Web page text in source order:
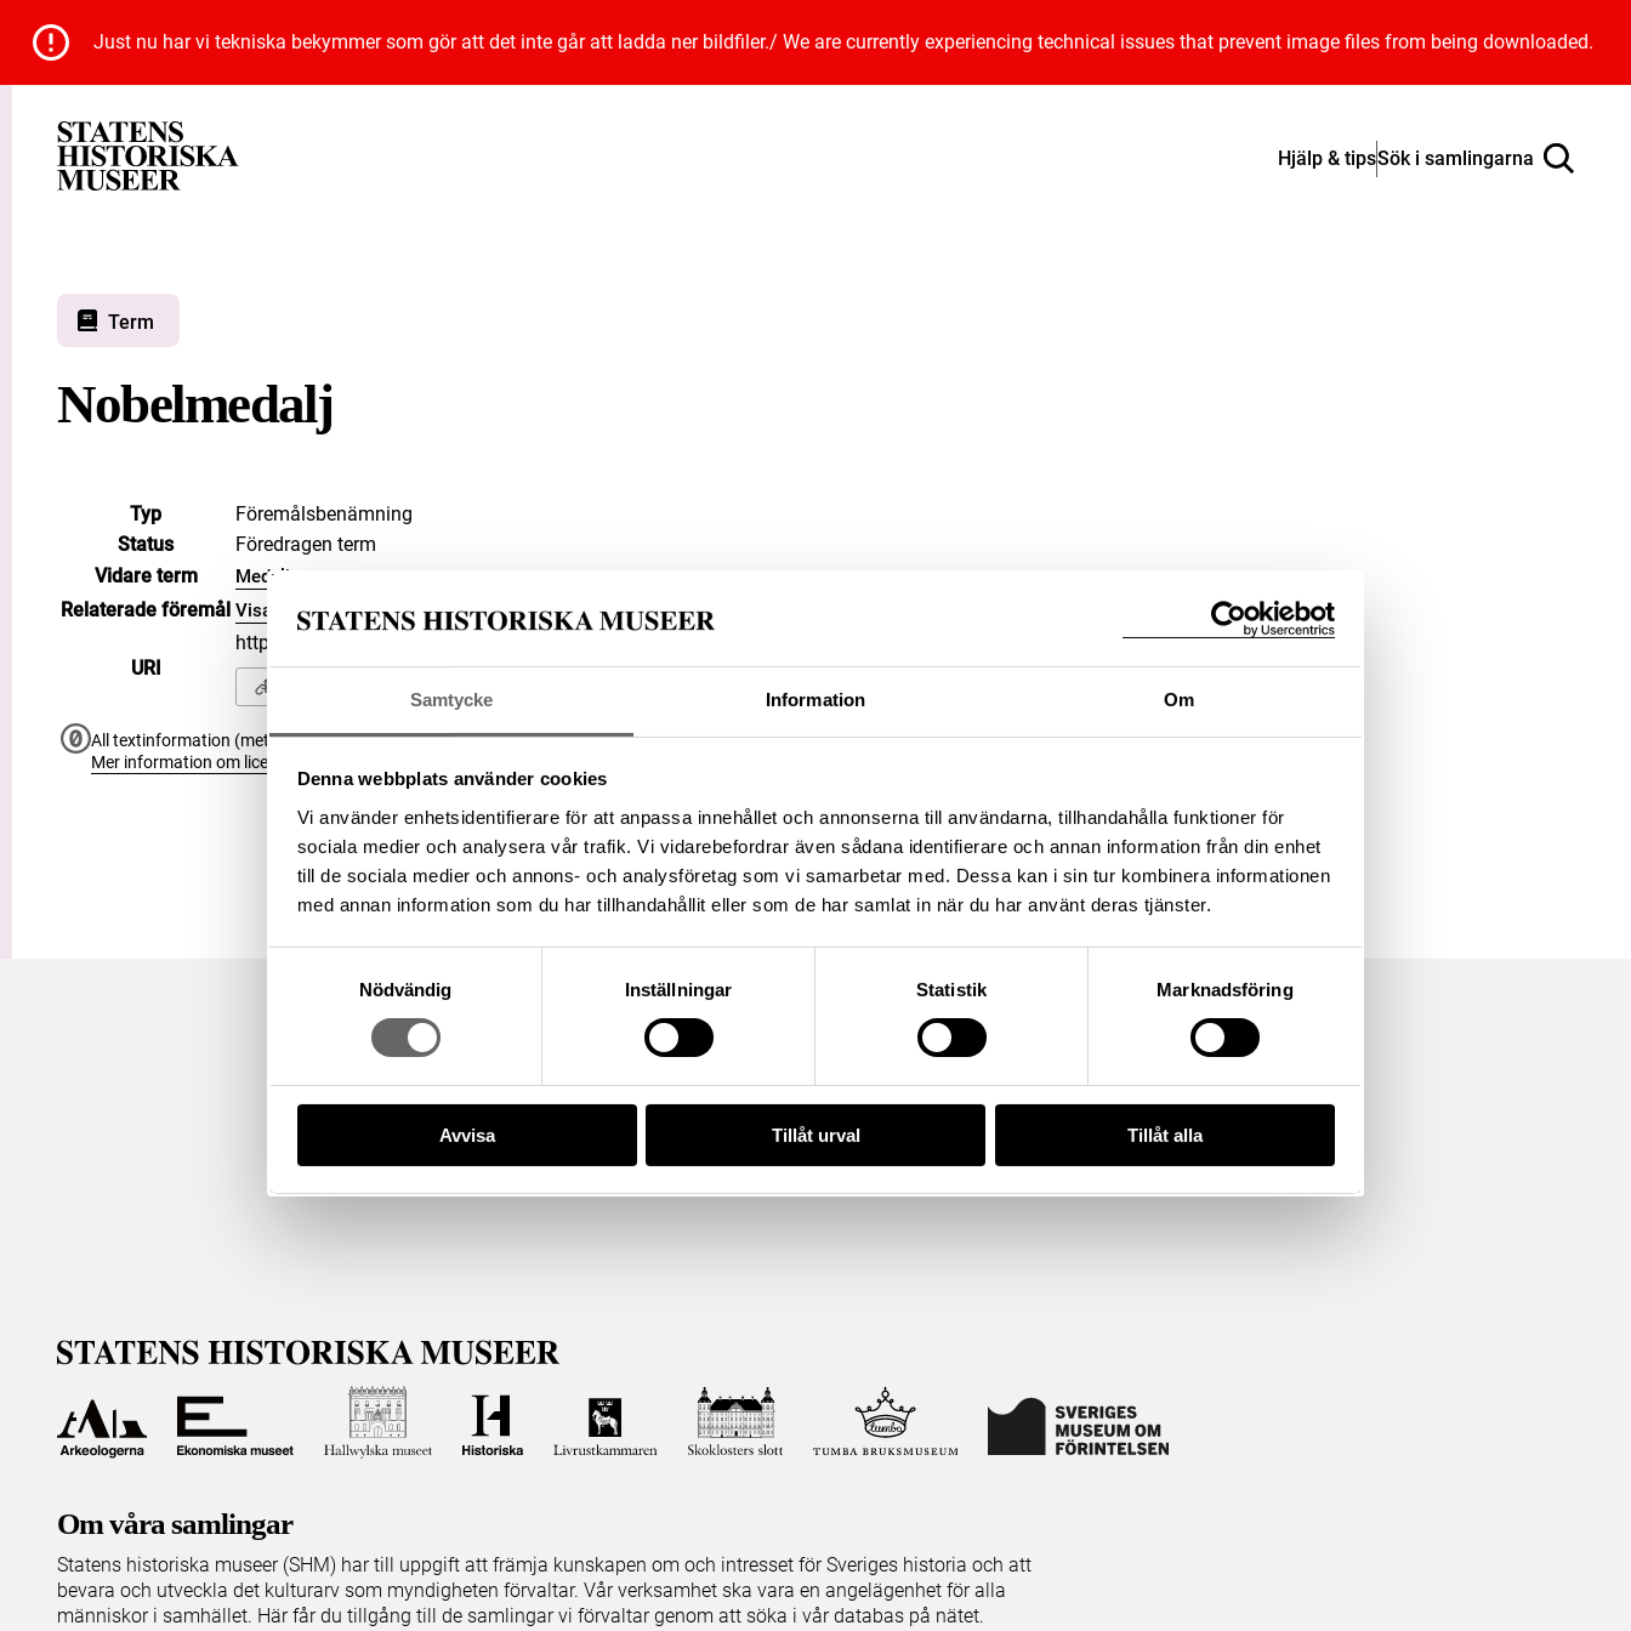
Samtycke Information Om
Denna webbplats använder cookies
Vi använder enhetsidentifierare för att anpassa innehållet och annonserna till användarna, tillhandahålla funktioner för
sociala medier och analysera vår trafik. Vi vidarebefordrar även sådana identifierare och annan information från din enhet
till de sociala medier och annons- och analysföretag som vi samarbetar med. Dessa kan i sin tur kombinera informationen
med annan information som du har tillhandahållit eller som de har samlat in när du har använt deras tjänster.
Nödvändig
Inställningar Statistik Marknadsföring
Avvisa Tillåt urval Tillåt alla
Just nu har vi tekniska bekymmer som gör att det inte går att ladda ner bildfiler./ We are currently experiencing technical issues that prevent image files from being downloaded.
Hjälp & tipsSök i samlingarna
Term
Nobelmedalj
Typ
Föremålsbenämning
Status
Föredragen term
Vidare term
Medalj
Relaterade föremål Visa 2 relaterade föremål
URI
https://samlingar.shm.se/term/a61fcccb-b71a-4db7-b4fe-dc11954fc602
Kopiera URI
All textinformation (metadata) på denna sida är fri att använda enligt licensen CC0.
Mer information om licenser hos Statens historiska museer.
Om våra samlingar
Statens historiska museer (SHM) har till uppgift att främja kunskapen om och intresset för Sveriges historia och att
bevara och utveckla det kulturarv som myndigheten förvaltar. Vår verksamhet ska vara en angelägenhet för alla
människor i samhället. Här får du tillgång till de samlingar vi förvaltar genom att söka i vår databas på nätet.